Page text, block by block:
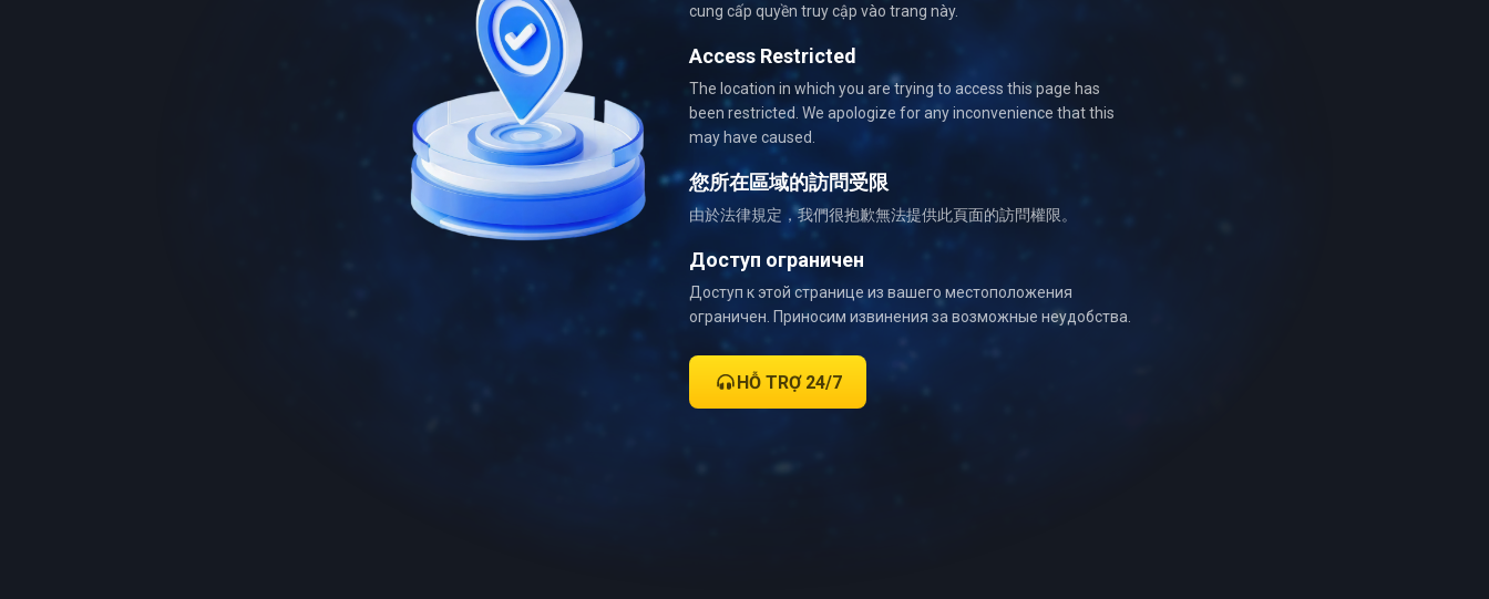
cung cấp quyền truy cập vào trang này.
Access Restricted
The location in which you are trying to access this page has
been restricted. We apologize for any inconvenience that this
may have caused.
您所在區域的訪問受限
由於法律規定，我們很抱歉無法提供此頁面的訪問權限。
Доступ ограничен
Доступ к этой странице из вашего местоположения
ограничен. Приносим извинения за возможные неудобства.
HỖ TRỢ 24/7